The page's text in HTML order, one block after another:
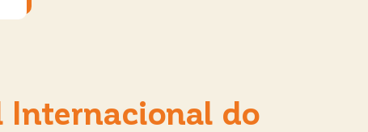
Internacional do